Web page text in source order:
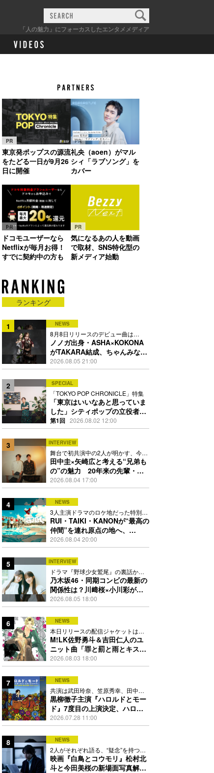
「人の魅力」にフォーカスしたエンタメメディア
PR
東京発ポップスの源流
をたどる一日が9月26
日に開催
PR
礼央（aoen）がマル
シィ「ラブソング」を
カバー
PR
ドコモユーザーなら
Netflixが毎月お得！
すでに契約中の方も
PR
気になるあの人を動画
で取材、SNS特化型の
新メディア始動
ランキング
1 NEWS
8月8日リリースのデビュー曲は
「Time is money」
ノノガ出身・ASHA×KOKONA
がTAKARA結成、ちゃんみな主
宰レーベル第2弾アーティスト
に
2026.08.05 21:00
2 SPECIAL
「TOKYO POP CHRONICLE」特集
「東京はいいなあと思っていま
した」シティポップの立役者・
伊藤銀次の名曲回想録
第1回 2026.08.02 12:00
3 INTERVIEW
舞台で初共演中の2人が明かす、今の
自分をつくる恩人の存在
田中圭×矢崎広と考える“兄弟も
の”の魅力 20年来の先輩・後
輩が初めて見つけた互いの共通
点とは
2026.08.04 17:00
4 NEWS
3人主演ドラマのロケ地だった特別な
場所で撮影を敢行
RUI・TAIKI・KANONが“最高の
仲間”を連れ原点の地へ、
STARGLOW「GOTH」ダンス
映像公開
2026.08.04 20:00
5 INTERVIEW
ドラマ『野球少女鷲尾』の裏話から
隠れた素顔にたっぷり迫る
乃木坂46・同期コンビの最新の
関係性は？川﨑桜×小川彩が明
かす互いの推しポイント
2026.08.05 18:00
6 NEWS
本日リリースの配信ジャケットは
PEACH-PITが描き下ろし
M!LK佐野勇斗＆吉田仁人のユ
ニット曲「罪と罰と雨とキス」
MV公開、2人が霧雨と共に舞い
踊る
2026.08.03 18:00
7 NEWS
共演は武田玲奈、笠原秀幸、田中要
次、井川遥
黒柳徹子主演『ハロルドとモー
ド』7度目の上演決定、ハロル
ド役はKEY TO LIT岩﨑大昇
2026.07.28 11:00
8 NEWS
2人がそれぞれ語る、“疑念”を持つこ
との苦しさとは
映画『白鳥とコウモリ』松村北
斗と今田美桜の新場面写真解